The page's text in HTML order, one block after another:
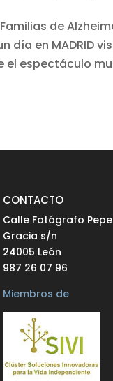
de
día en MADRID
espectáculo
CONTACTO
Calle Fotógrafo Pepe
Gracia s/n
24005 León
987 26 07 96
Miembros de